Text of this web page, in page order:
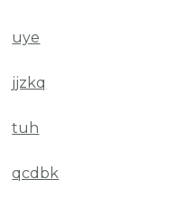
uye
jjzkq
tuh
qcdbk